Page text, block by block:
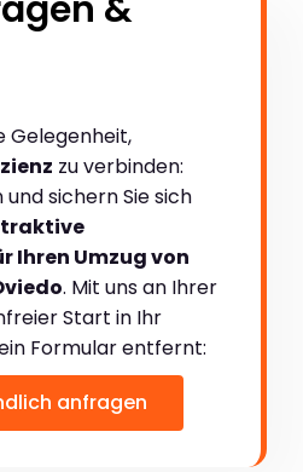
Gelegenheit,
zu verbinden:
sichern Sie sich
Ihren Umzug von
. Mit uns an Ihrer
Start in Ihr
Formular entfernt:
anfragen